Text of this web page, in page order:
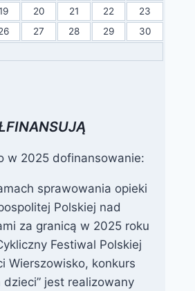
20 21 22
23
27 28 29
30
w 2025 dofinansowanie:
sprawowania opieki
Polskiej nad
za granicą w 2025 roku
Festiwal Polskiej
Wierszowisko, konkurs
jest realizowany